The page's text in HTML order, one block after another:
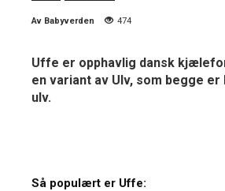
Av Babyverden 474
Uffe er opphavlig dansk
en variant av Ulv, som begge
ulv.
Så populært er Uffe: